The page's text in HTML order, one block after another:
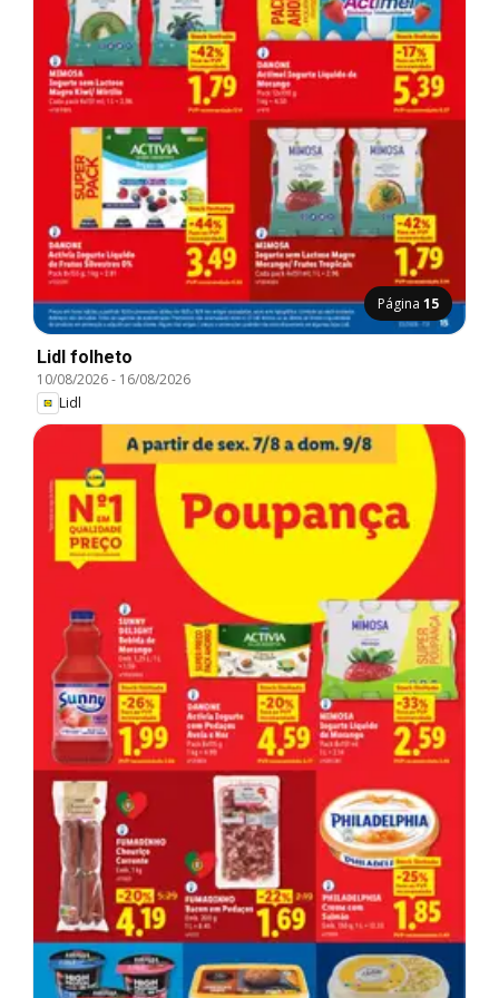
Página 15
Lidl folheto
10/08/2026- 16/08/2026
Lidl